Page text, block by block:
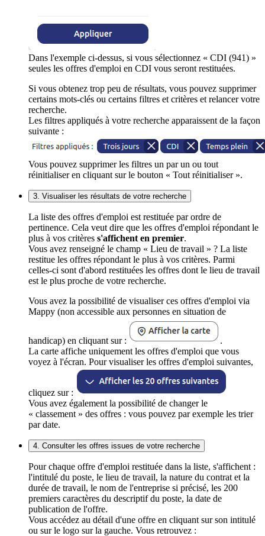
Dans l'exemple ci-dessus, si vous sélectionnez « CDI (941) »
seules les offres d'emploi en CDI vous seront restituées.
Si vous obtenez trop peu de résultats, vous pouvez supprimer
certains mots-clés ou certains filtres et critères et relancer votre
recherche.
Les filtres appliqués à votre recherche apparaissent de la façon
suivante :
Vous pouvez supprimer les filtres un par un ou tout
réinitialiser en cliquant sur le bouton « Tout réinitialiser ».
3. Visualiser les résultats de votre recherche
La liste des offres d'emploi est restituée par ordre de
pertinence. Cela veut dire que les offres d'emploi répondant le
plus à vos critères s'affichent en premier.
Vous avez renseigné le champ « Lieu de travail » ? La liste
restitue les offres répondant le plus à vos critères. Parmi
celles-ci sont d'abord restituées les offres dont le lieu de travail
est le plus proche de votre recherche.
Vous avez la possibilité de visualiser ces offres d'emploi via
Mappy (non accessible aux personnes en situation de
handicap) en cliquant sur :
.
La carte affiche uniquement les offres d'emploi que vous
voyez à l'écran. Pour visualiser les offres d'emploi suivantes,
cliquez sur :
Vous avez également la possibilité de changer le
« classement » des offres : vous pouvez par exemple les trier
par date.
4. Consulter les offres issues de votre recherche
Pour chaque offre d'emploi restituée dans la liste, s'affichent :
l'intitulé du poste, le lieu de travail, la nature du contrat et la
durée de travail, le nom de l'entreprise si précisé, les 200
premiers caractères du descriptif du poste, la date de
publication de l'offre.
Vous accédez au détail d'une offre en cliquant sur son intitulé
ou sur le logo sur la gauche. Vous retrouvez :